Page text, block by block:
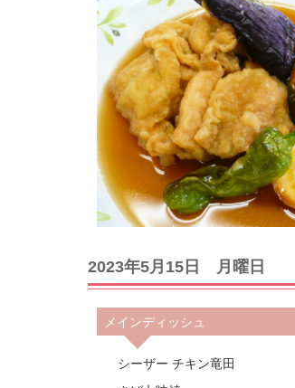
2023年5月15日 月曜日
メインディッシュ
シーザー チキン竜田